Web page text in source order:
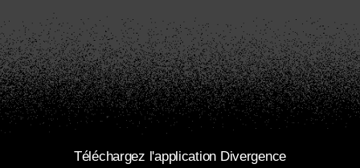
Téléchargez l'application Divergence